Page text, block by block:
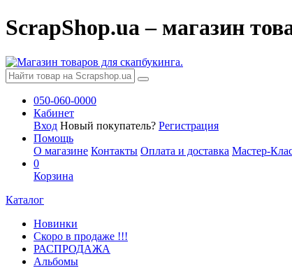
ScrapShop.ua – магазин
050-060-0000
Кабинет
Вход Новый покупатель? Регистрация
Помощь
О магазине Контакты Оплата и доставка Мастер-
0
Корзина
Каталог
Новинки
Скоро в продаже !!!
РАСПРОДАЖА
Альбомы